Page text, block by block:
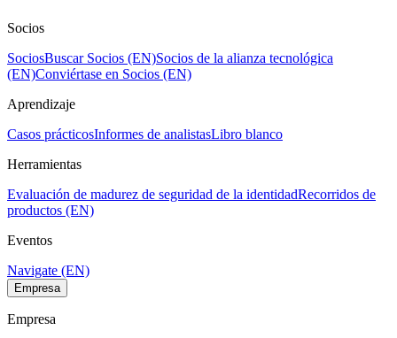
Socios
SociosBuscar Socios (EN)Socios de la alianza tecnológica
(EN)Conviértase en Socios (EN)
Aprendizaje
Casos prácticosInformes de analistasLibro blanco
Herramientas
Evaluación de madurez de seguridad de la identidadRecorridos de
productos (EN)
Eventos
Navigate (EN)
Empresa
Empresa